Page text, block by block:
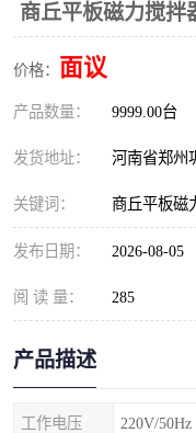
商丘平板磁力搅
价格： 面议
产品数量： 9999.00台
发货地址： 河南省郑州
关键词： 商丘平板磁
发布日期： 2026-08-05
阅 读 量： 285
产品描述
工作电压 220V/50Hz